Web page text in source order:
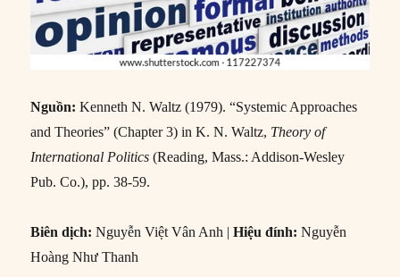
Nguồn: Kenneth N. Waltz (1979). “Systemic Approaches
and Theories” (Chapter 3) in K. N. Waltz, Theory of
International Politics (Reading, Mass.: Addison-Wesley
Pub. Co.), pp. 38-59.
Biên dịch: Nguyễn Việt Vân Anh |Hiệu đính:Nguyễn
Hoàng Như Thanh